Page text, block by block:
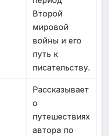
Второй
мировой
войны и его
путь к
писательству.
Рассказывает
о
путешествиях
автора по